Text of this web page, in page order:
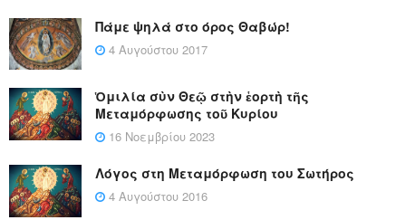
Πάμε ψηλά στο όρος Θαβώρ!
4 Αυγούστου 2017
Ὁμιλία σὺν Θεῷ στὴν ἑορτὴ τῆς
Μεταμόρφωσης τοῦ Κυρίου
16 Νοεμβρίου 2023
Λόγος στη Μεταμόρφωση του Σωτήρος
4 Αυγούστου 2016